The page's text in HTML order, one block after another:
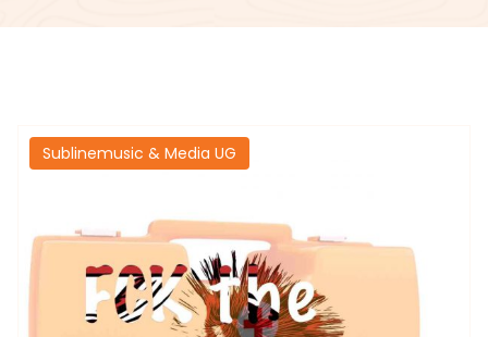
Sublinemusic & Media UG